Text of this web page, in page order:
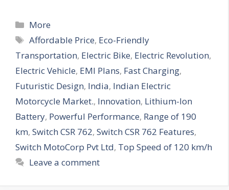
More
Affordable Price, Eco-Friendly
Transportation, Electric Bike, Electric Revolution,
Electric Vehicle, EMI Plans, Fast Charging,
Futuristic Design, India, Indian Electric
Motorcycle Market., Innovation, Lithium-Ion
Battery, Powerful Performance, Range of 190
km, Switch CSR 762, Switch CSR 762 Features,
Switch MotoCorp Pvt Ltd, Top Speed of 120 km/h
Leave a comment